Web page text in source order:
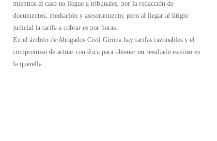
mientras el caso no llegue a tribunales, por la redacción de
documentos, mediación y asesoramiento, pero al llegar al litigio
judicial la tarifa a cobrar es por horas.
En el ámbito de Abogados Civil Girona hay tarifas razonables y el
compromiso de actuar con ética para obtener un resultado exitoso en
la querella.